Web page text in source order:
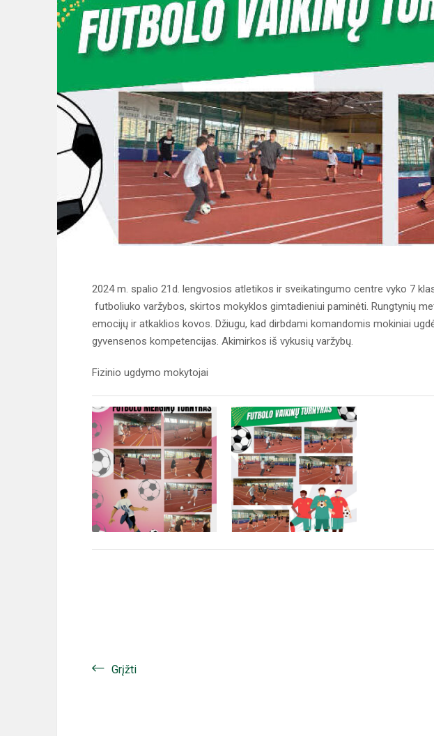
2024 m. spalio 21d. lengvosios atletikos ir sveikatingumo centre vyko 7
futboliuko varžybos, skirtos mokyklos gimtadieniui paminėti. Rungtynių
emocijų ir atkaklios kovos. Džiugu, kad dirbdami komandomis mokiniai
gyvensenos kompetencijas. Akimirkos iš vykusių varžybų.
Fizinio ugdymo mokytojai
Grįžti